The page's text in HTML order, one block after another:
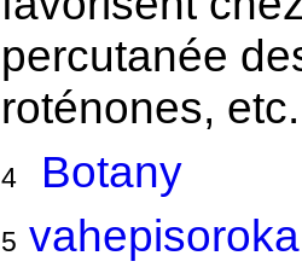
percutanée
roténones,
4 Botany
5 vahepisoroka